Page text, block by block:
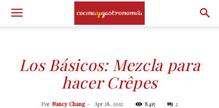
Los Básicos: Mezcla para
hacer Crêpes
Por Nancy Chang - Apr 18, 2012 8415 2